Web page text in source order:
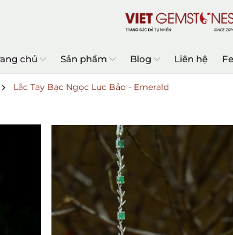
chủ Sản phẩm Blog Liên hệ
Lắc Tay Bạc Ngọc Lục Bảo - Emerald